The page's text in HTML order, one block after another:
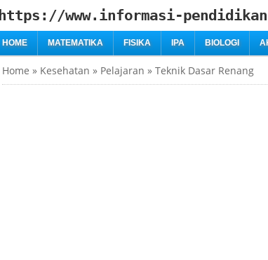
https://www.informasi-
HOME MATEMATIKA FISIKA IPA BIOLOGI
Home » Kesehatan » Pelajaran » Teknik Dasar Renang